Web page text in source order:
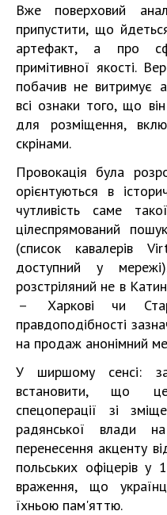
Вже поверховий
припустити, що
артефакт, а про
примітивної якості.
побачив не витримує
всі ознаки того, що
для розміщення,
скрінами.
Провокація була
орієнтуються в
чутливість саме
цілеспрямований
(список кавалерів
доступний у
розстріляний не в
－ Харкові чи
правдоподібності
на продаж анонімний
У ширшому сенсі:
встановити, що
спецоперації зі
радянської влади
перенесення акценту
польських офіцерів у
враження, що
їхньою пам'яттю.